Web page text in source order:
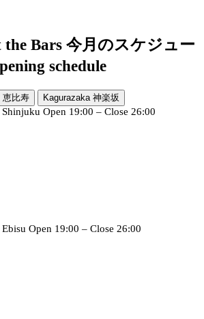
Bars 今月のスケジュー
schedule
恵比寿 Kagurazaka 神楽坂
Shinjuku Open 19:00 – Close 26:00
Open 19:00 – Close 26:00